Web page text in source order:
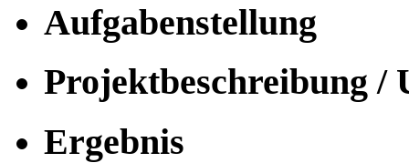
Aufgabenstellung
Projektbeschreibung /
Ergebnis